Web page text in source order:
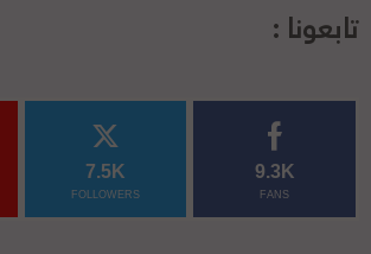
تابعونا :
9.3K
FANS
7.5K
FOLLOWERS